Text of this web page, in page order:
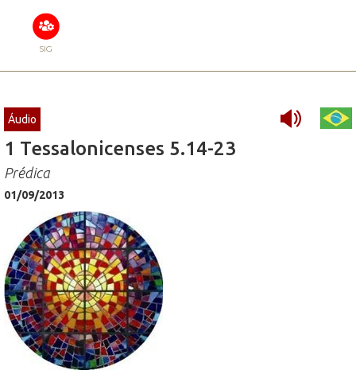
SIG
Áudio
1 Tessalonicenses 5.14-23
Prédica
01/09/2013